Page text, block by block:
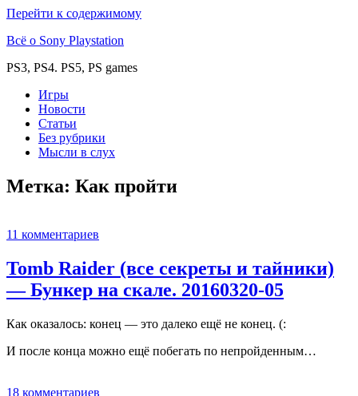
Перейти к содержимому
Всё о Sony Playstation
PS3, PS4. PS5, PS games
Игры
Новости
Статьи
Без рубрики
Мысли в слух
Метка: Как пройти
11 комментариев
Tomb Raider (все секреты и тайники)
— Бункер на скале. 20160320-05
Как оказалось: конец — это далеко ещё не конец. (:
И после конца можно ещё побегать по непройденным…
18 комментариев